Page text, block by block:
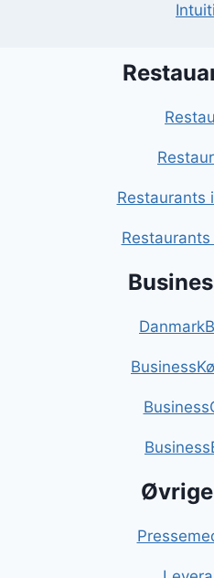
Restaurants